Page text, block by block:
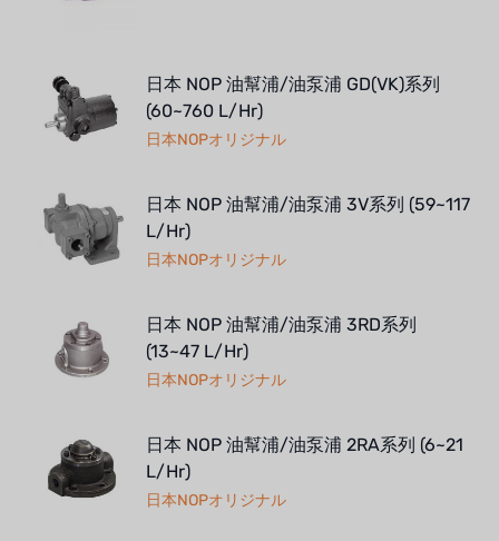
日本 NOP 油幫浦/油泵浦 GD(VK)系列
(60~760 L/Hr)
日本NOPオリジナル
日本 NOP 油幫浦/油泵浦 3V系列 (59~117
L/Hr)
日本NOPオリジナル
日本 NOP 油幫浦/油泵浦 3RD系列
(13~47 L/Hr)
日本NOPオリジナル
日本 NOP 油幫浦/油泵浦 2RA系列 (6~21
L/Hr)
日本NOPオリジナル